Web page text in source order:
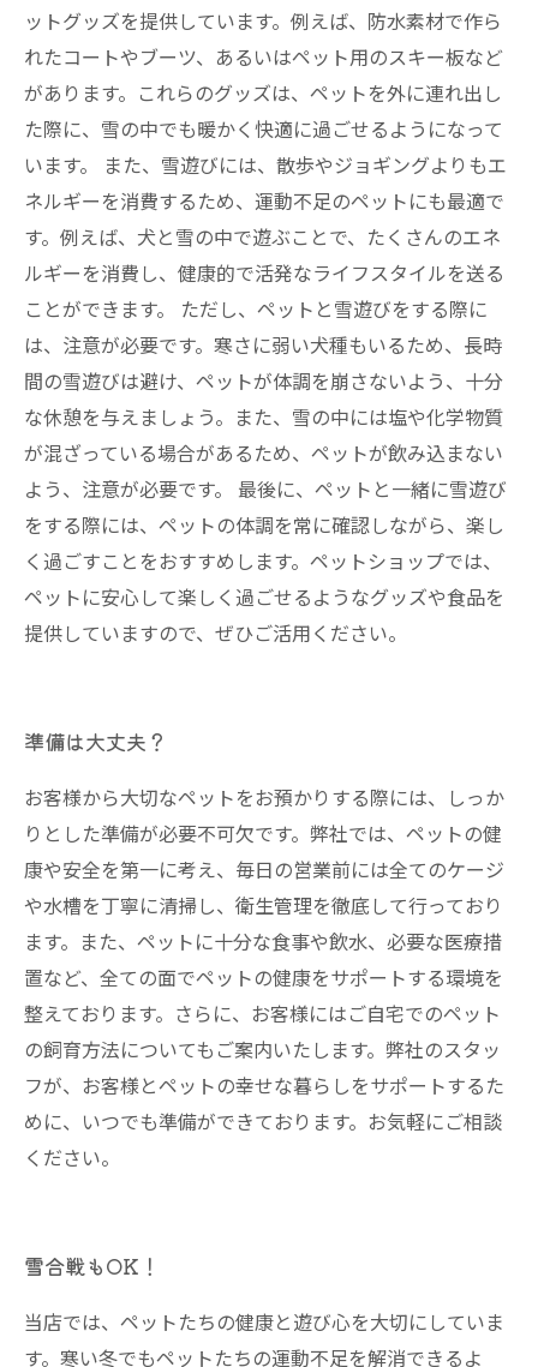
ットグッズを提供しています。例えば、防水素材で作ら
れたコートやブーツ、あるいはペット用のスキー板など
があります。これらのグッズは、ペットを外に連れ出し
た際に、雪の中でも暖かく快適に過ごせるようになって
います。 また、雪遊びには、散歩やジョギングよりもエ
ネルギーを消費するため、運動不足のペットにも最適で
す。例えば、犬と雪の中で遊ぶことで、たくさんのエネ
ルギーを消費し、健康的で活発なライフスタイルを送る
ことができます。 ただし、ペットと雪遊びをする際に
は、注意が必要です。寒さに弱い犬種もいるため、長時
間の雪遊びは避け、ペットが体調を崩さないよう、十分
な休憩を与えましょう。また、雪の中には塩や化学物質
が混ざっている場合があるため、ペットが飲み込まない
よう、注意が必要です。 最後に、ペットと一緒に雪遊び
をする際には、ペットの体調を常に確認しながら、楽し
く過ごすことをおすすめします。ペットショップでは、
ペットに安心して楽しく過ごせるようなグッズや食品を
提供していますので、ぜひご活用ください。
準備は大丈夫？
お客様から大切なペットをお預かりする際には、しっか
りとした準備が必要不可欠です。弊社では、ペットの健
康や安全を第一に考え、毎日の営業前には全てのケージ
や水槽を丁寧に清掃し、衛生管理を徹底して行っており
ます。また、ペットに十分な食事や飲水、必要な医療措
置など、全ての面でペットの健康をサポートする環境を
整えております。さらに、お客様にはご自宅でのペット
の飼育方法についてもご案内いたします。弊社のスタッ
フが、お客様とペットの幸せな暮らしをサポートするた
めに、いつでも準備ができております。お気軽にご相談
ください。
雪合戦もOK！
当店では、ペットたちの健康と遊び心を大切にしていま
す。寒い冬でもペットたちの運動不足を解消できるよ